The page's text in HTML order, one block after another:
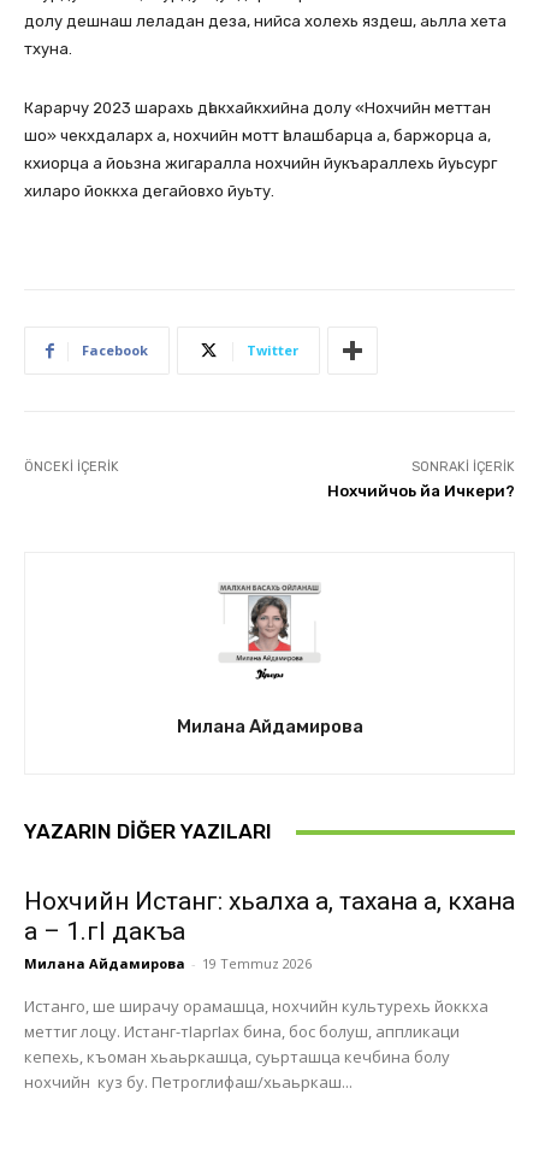
долу дешнаш леладан деза, нийса холехь яздеш, аьлла хета
тхуна.
Карарчу 2023 шарахь дӀакхайкхийна долу «Нохчийн меттан
шо» чекхдаларх а, нохчийн мотт Ӏалашбарца а, баржорца а,
кхиорца а йоьзна жигаралла нохчийн йукъараллехь йуьсург
хиларо йоккха дегайовхо йуьту.
Facebook Twitter
ÖNCEKI İÇERIK SONRAKI İÇERIK
Нохчийчоь йа Ичкери?
Милана Айдамирова
YAZARIN DIĞER YAZILARI
Нохчийн Истанг: хьалха а, тахана а, кхана
а – 1.гI дакъа
Милана Айдамирова - 19 Temmuz 2026
Истанго, ше ширачу орамашца, нохчийн культурехь йоккха
меттиг лоцу. Истанг-тІаргІах бина, бос болуш, аппликаци
кепехь, къоман хьаьркашца, суьрташца кечбина болу
нохчийн куз бу. Петроглифаш/хьаьркаш...